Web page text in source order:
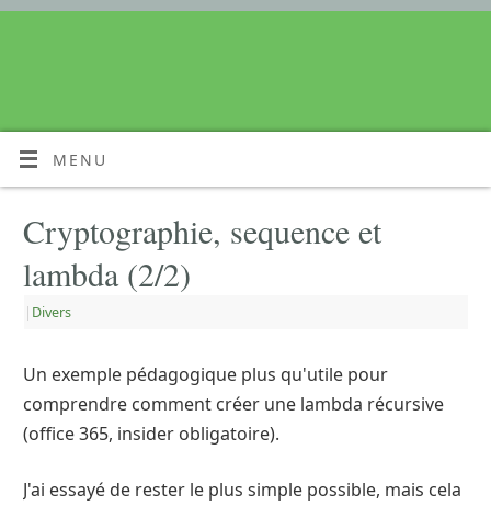
MENU
Cryptographie, sequence et
lambda (2/2)
| Divers
Un exemple pédagogique plus qu'utile pour
comprendre comment créer une lambda récursive
(office 365, insider obligatoire).
J'ai essayé de rester le plus simple possible, mais cela